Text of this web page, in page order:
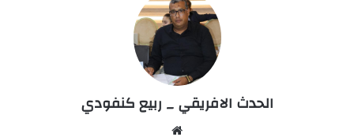
الحدث الافريقي _ ربيع كنفودي